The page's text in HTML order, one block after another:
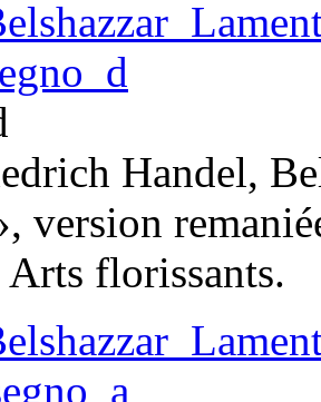
Handel,
version
florissants.